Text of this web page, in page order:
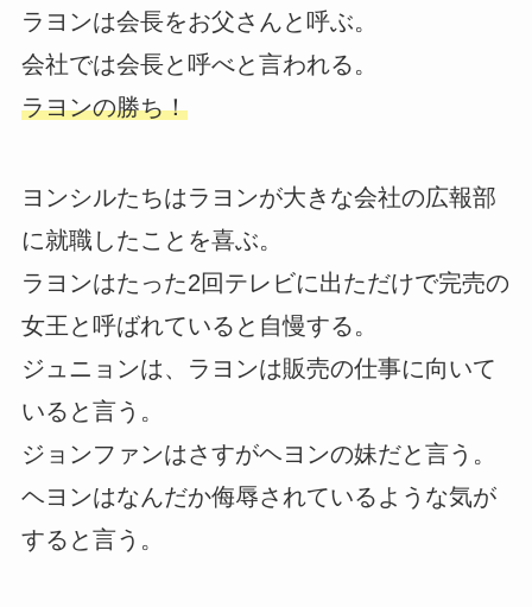
ラヨンは会長をお父さんと呼ぶ。
会社では会長と呼べと言われる。
ラヨンの勝ち！
ヨンシルたちはラヨンが大きな会社の広報部
に就職したことを喜ぶ。
ラヨンはたった2回テレビに出ただけで完売の
女王と呼ばれていると自慢する。
ジュニョンは、ラヨンは販売の仕事に向いて
いると言う。
ジョンファンはさすがヘヨンの妹だと言う。
ヘヨンはなんだか侮辱されているような気が
すると言う。